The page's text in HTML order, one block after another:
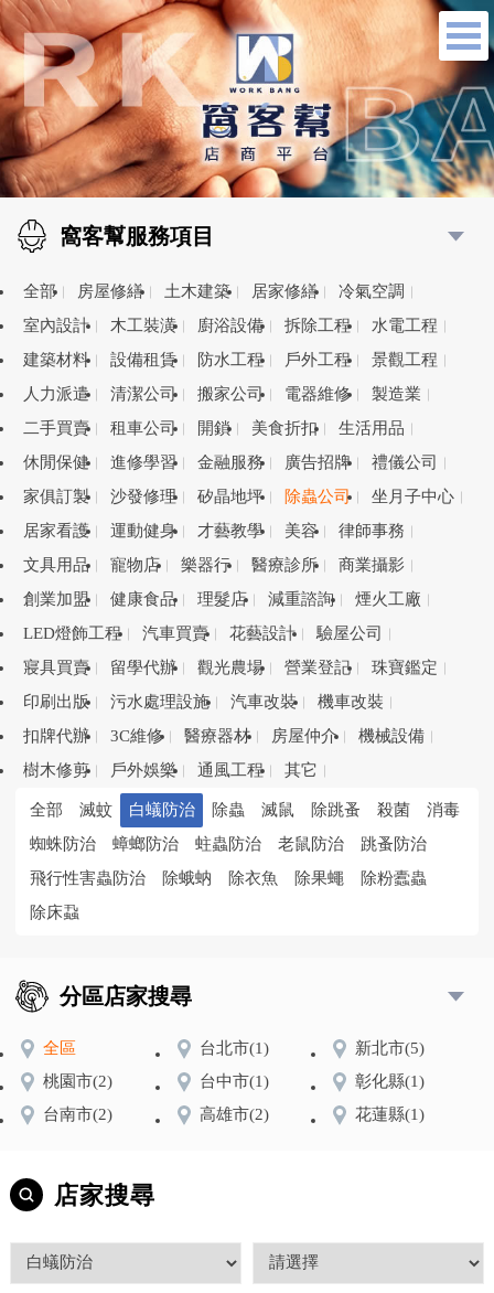
窩客幫服務項目
全部 房屋修繕 土木建築 居家修繕
冷氣空調
室內設計
木工裝潢 廚浴設備 拆除工程
水電工程
建築材料
設備租賃 防水工程 戶外工程
景觀工程
人力派遣
清潔公司 搬家公司 電器維修
製造業
二手買賣
租車公司 開鎖 美食折扣
生活用品
休閒保健
進修學習 金融服務 廣告招牌
禮儀公司
家俱訂製
沙發修理 矽晶地坪 除蟲公司
坐月子中心
居家看護
運動健身 才藝教學 美容
律師事務
文具用品
寵物店 樂器行 醫療診所
商業攝影
創業加盟
健康食品 理髮店 減重諮詢
煙火工廠
LED燈飾工程
汽車買賣 花藝設計
驗屋公司
寢具買賣
留學代辦 觀光農場 營業登記
珠寶鑑定
印刷出版
污水處理設施 汽車改裝
機車改裝
扣牌代辦
3C維修 醫療器材 房屋仲介
機械設備
樹木修剪
戶外娛樂 通風工程 其它
全部 滅蚊 白蟻防治 除蟲 滅鼠 除跳蚤 殺菌
消毒
蜘蛛防治
蟑螂防治 蛀蟲防治 老鼠防治
跳蚤防治
飛行性害蟲防治
除蛾蚋 除衣魚 除果蠅
除粉蠹蟲
除床蝨
分區店家搜尋
全區 台北市(1) 新北市(5)
桃園市(2) 台中市(1) 彰化縣(1)
台南市(2) 高雄市(2) 花蓮縣(1)
店家搜尋